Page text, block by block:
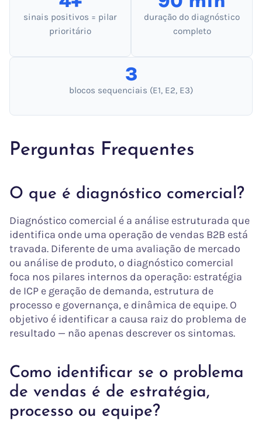
sinais positivos = pilar
prioritário
duração do diagnóstico
completo
3
blocos sequenciais (E1, E2, E3)
Perguntas Frequentes
O que é diagnóstico comercial?
Diagnóstico comercial é a análise estruturada que
identifica onde uma operação de vendas B2B está
travada. Diferente de uma avaliação de mercado
ou análise de produto, o diagnóstico comercial
foca nos pilares internos da operação: estratégia
de ICP e geração de demanda, estrutura de
processo e governança, e dinâmica de equipe. O
objetivo é identificar a causa raiz do problema de
resultado — não apenas descrever os sintomas.
Como identificar se o problema
de vendas é de estratégia,
processo ou equipe?